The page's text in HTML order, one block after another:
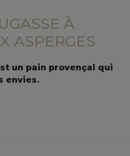
À
ASPERGES
un pain provençal qui
envies.